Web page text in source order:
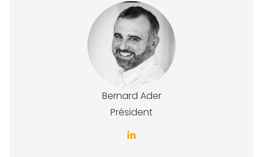
Bernard Ader
Président